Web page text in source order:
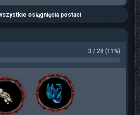
osiągnięcia postaci
3 / 28 (11%)